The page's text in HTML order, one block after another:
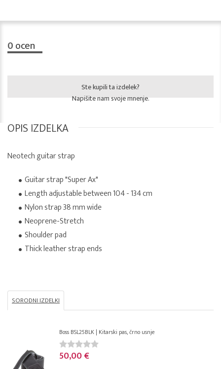
0ocen
Ste kupili ta izdelek?
Napišite nam svoje mnenje.
OPIS IZDELKA
Neotech guitar strap
Guitar strap "Super Ax"
Length adjustable between 104 - 134 cm
Nylon strap 38 mm wide
Neoprene-Stretch
Shoulder pad
Thick leather strap ends
SORODNI IZDELKI
Boss BSL25BLK | Kitarski pas, črno usnje
50,00 €